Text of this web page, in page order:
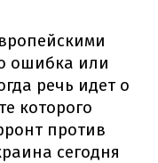
ошибка или
речь идет о
которого
против
сегодня